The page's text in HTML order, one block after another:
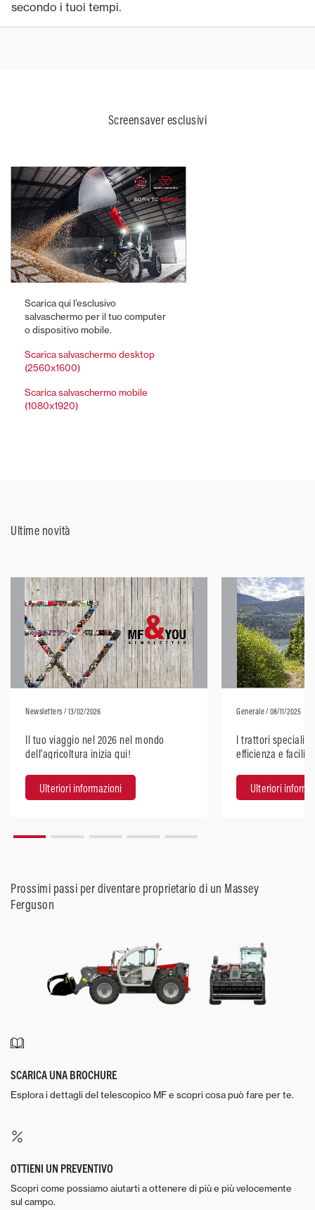
secondo i tuoi tempi.
Screensaver esclusivi
Scarica qui l’esclusivo
salvaschermo per il tuo computer
o dispositivo mobile.
Scarica salvaschermo desktop
(2560x1600)
Scarica salvaschermo mobile
(1080x1920)
Ultime novità
Newsletters / 13/02/2026
Il tuo viaggio nel 2026 nel mondo
dell'agricoltura inizia qui!
Ulteriori informazioni
Generale/ 08/11/2025
I trattori speciali
efficienza e
Ulteriori
Prossimi passi per diventare proprietario di un Massey
Ferguson
SCARICA UNA BROCHURE
Esplora i dettagli del telescopico MF e scopri cosa può fare per te.
OTTIENI UN PREVENTIVO
Scopri come possiamo aiutarti a ottenere di più e più velocemente
sul campo.